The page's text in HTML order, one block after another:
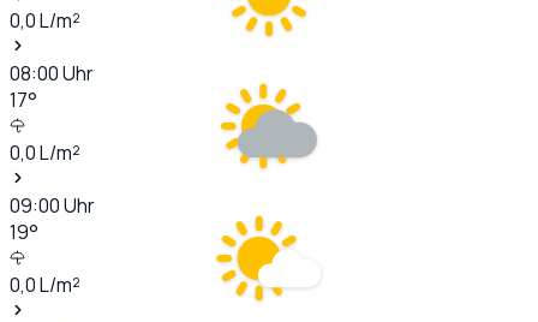
0,0L/m²
08:00Uhr
17°
0,0L/m²
09:00Uhr
19°
0,0L/m²